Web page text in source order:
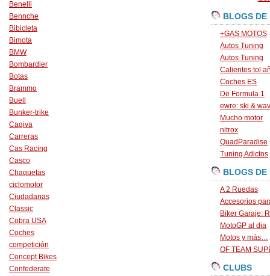
Benelli
Bennche
Bibicleta
Bimota
BMW
Bombardier
Botas
Brammo
Buell
Bunker-trike
Cagiva
Carreras
Cas Racing
Casco
Chaquetas
ciclomotor
Ciudadanas
Classic
Cobra USA
Coches
competición
Concept Bikes
Confederate
BLOGS DE
+GAS MOTOS
Autos Tuning
Autos Tuning
Calientes tol
Coches ES
De Formula 1
ewre: ski &
Mucho motor
nitrox
QuadParadise
Tuning Adictos
BLOGS DE
A 2 Ruedas
Accesorios
Biker Garaje:
MotoGP al dia
Motos y más…
OF TEAM
CLUBS